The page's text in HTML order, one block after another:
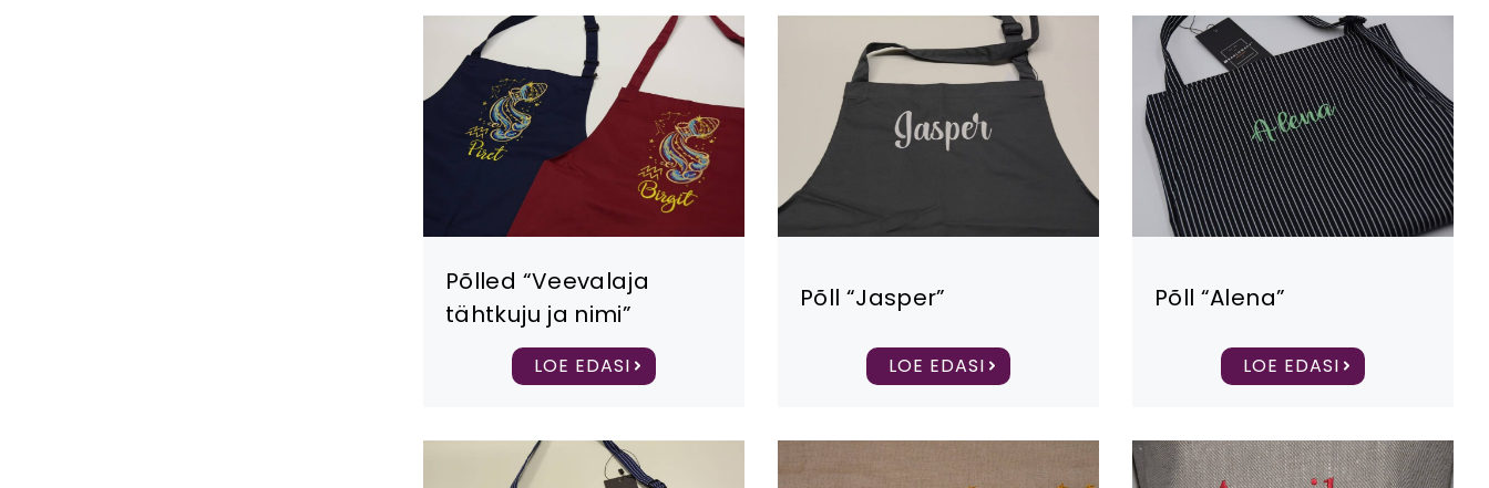
Põlled “Veevalaja
tähtkuju ja nimi”
LOE EDASI
Põll “Jasper”
LOE EDASI
Põll “Alena”
LOE EDASI